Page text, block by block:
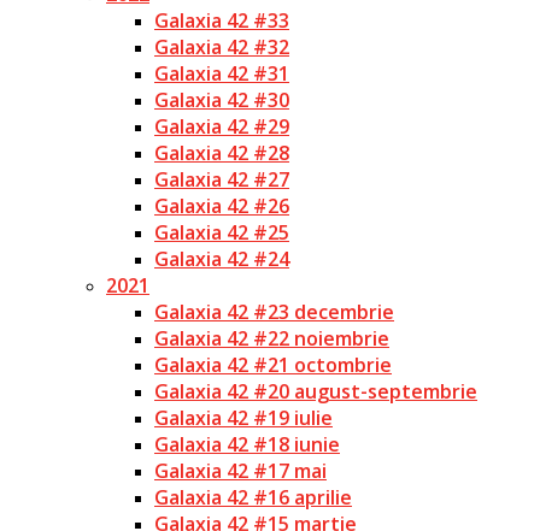
Galaxia 42 #33
Galaxia 42 #32
Galaxia 42 #31
Galaxia 42 #30
Galaxia 42 #29
Galaxia 42 #28
Galaxia 42 #27
Galaxia 42 #26
Galaxia 42 #25
Galaxia 42 #24
2021
Galaxia 42 #23 decembrie
Galaxia 42 #22 noiembrie
Galaxia 42 #21 octombrie
Galaxia 42 #20 august-septembrie
Galaxia 42 #19 iulie
Galaxia 42 #18 iunie
Galaxia 42 #17 mai
Galaxia 42 #16 aprilie
Galaxia 42 #15 martie